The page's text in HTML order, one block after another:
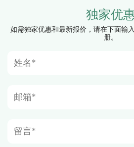
独家优
如需独家优惠和最新报价，请在下面输
册。